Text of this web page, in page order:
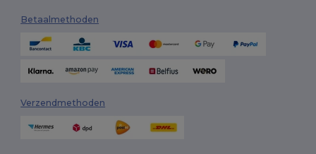
Betaalmethoden
Verzendmethoden